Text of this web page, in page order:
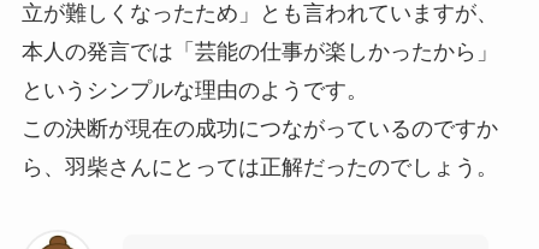
立が難しくなったため」とも言われていますが、
本人の発言では「芸能の仕事が楽しかったから」
というシンプルな理由のようです。
この決断が現在の成功につながっているのですか
ら、羽柴さんにとっては正解だったのでしょう。